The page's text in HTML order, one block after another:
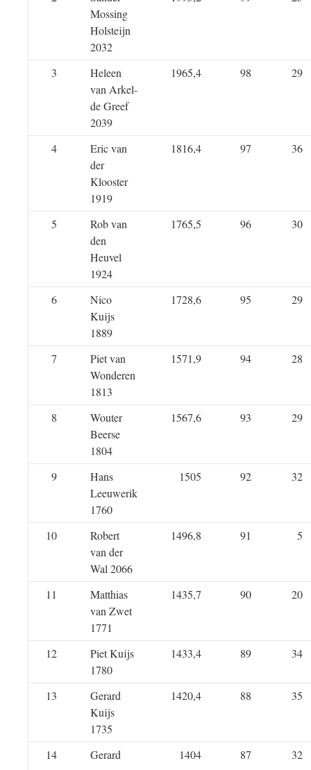
Mossing
Holsteijn
2032
3
Heleen
van Arkel-
de Greef
2039
1965,4 98 29
4
Eric van
der
Klooster
1919
1816,4 97 36
5
Rob van
den
Heuvel
1924
1765,5 96 30
6
Nico
Kuijs
1889
1728,6 95 29
7
Piet van
Wonderen
1813
1571,9 94 28
8
Wouter
Beerse
1804
1567,6 93 29
9
Hans
Leeuwerik
1760
1505 92 32
10
Robert
van der
Wal 2066
1496,8 91 5
11
Matthias
van Zwet
1771
1435,7 90 20
12
Piet Kuijs
1780
1433,4 89 34
13
Gerard
Kuijs
1735
1420,4 88 35
14
Gerard
1404 87 32